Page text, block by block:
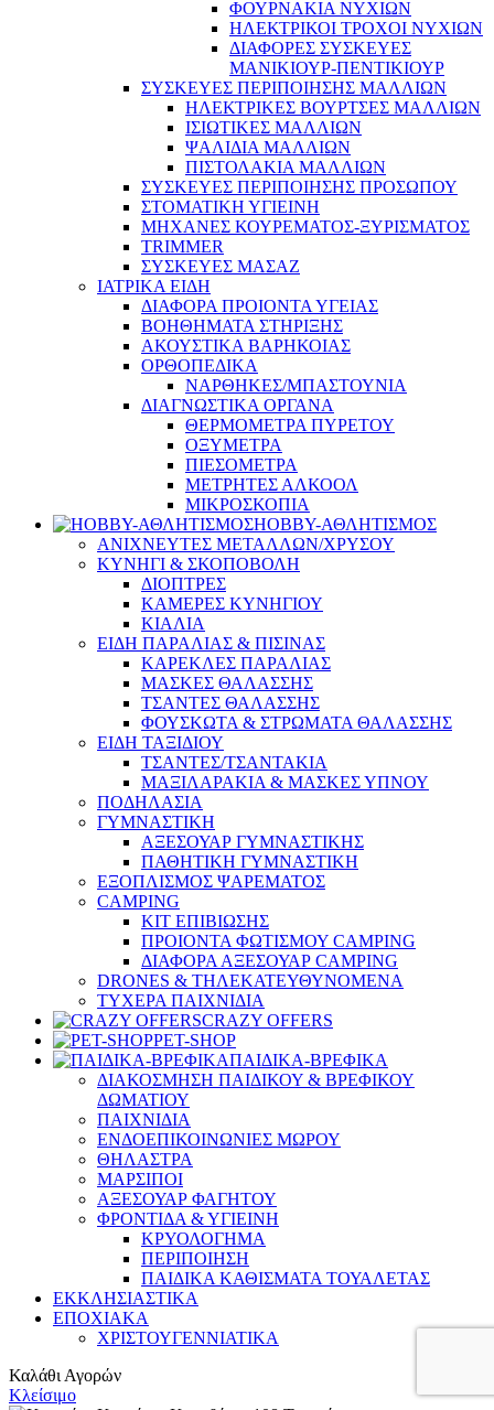
ΦΟΥΡΝΑΚΙΑ ΝΥΧΙΩΝ
ΗΛΕΚΤΡΙΚΟΙ ΤΡΟΧΟΙ ΝΥΧΙΩΝ
ΔΙΑΦΟΡΕΣ ΣΥΣΚΕΥΕΣ
ΜΑΝΙΚΙΟΥΡ-ΠΕΝΤΙΚΙΟΥΡ
ΣΥΣΚΕΥΕΣ ΠΕΡΙΠΟΙΗΣΗΣ ΜΑΛΛΙΩΝ
ΗΛΕΚΤΡΙΚΕΣ ΒΟΥΡΤΣΕΣ ΜΑΛΛΙΩΝ
ΙΣΙΩΤΙΚΕΣ ΜΑΛΛΙΩΝ
ΨΑΛΙΔΙΑ ΜΑΛΛΙΩΝ
ΠΙΣΤΟΛΑΚΙΑ ΜΑΛΛΙΩΝ
ΣΥΣΚΕΥΕΣ ΠΕΡΙΠΟΙΗΣΗΣ ΠΡΟΣΩΠΟΥ
ΣΤΟΜΑΤΙΚΗ ΥΓΙΕΙΝΗ
ΜΗΧΑΝΕΣ ΚΟΥΡΕΜΑΤΟΣ-ΞΥΡΙΣΜΑΤΟΣ
TRIMMER
ΣΥΣΚΕΥΕΣ ΜΑΣΑΖ
ΙΑΤΡΙΚΑ ΕΙΔΗ
ΔΙΑΦΟΡΑ ΠΡΟΙΟΝΤΑ ΥΓΕΙΑΣ
ΒΟΗΘΗΜΑΤΑ ΣΤΗΡΙΞΗΣ
ΑΚΟΥΣΤΙΚΑ ΒΑΡΗΚΟΙΑΣ
ΟΡΘΟΠΕΔΙΚΑ
ΝΑΡΘΗΚΕΣ/ΜΠΑΣΤΟΥΝΙΑ
ΔΙΑΓΝΩΣΤΙΚΑ ΟΡΓΑΝΑ
ΘΕΡΜΟΜΕΤΡΑ ΠΥΡΕΤΟΥ
ΟΞΥΜΕΤΡΑ
ΠΙΕΣΟΜΕΤΡΑ
ΜΕΤΡΗΤΕΣ ΑΛΚΟΟΛ
ΜΙΚΡΟΣΚΟΠΙΑ
HOBBY-ΑΘΛΗΤΙΣΜΟΣ
ΑΝΙΧΝΕΥΤΕΣ ΜΕΤΑΛΛΩΝ/ΧΡΥΣΟΥ
ΚΥΝΗΓΙ & ΣΚΟΠΟΒΟΛΗ
ΔΙΟΠΤΡΕΣ
ΚΑΜΕΡΕΣ ΚΥΝΗΓΙΟΥ
ΚΙΑΛΙΑ
ΕΙΔΗ ΠΑΡΑΛΙΑΣ & ΠΙΣΙΝΑΣ
ΚΑΡΕΚΛΕΣ ΠΑΡΑΛΙΑΣ
ΜΑΣΚΕΣ ΘΑΛΑΣΣΗΣ
ΤΣΑΝΤΕΣ ΘΑΛΑΣΣΗΣ
ΦΟΥΣΚΩΤΑ & ΣΤΡΩΜΑΤΑ ΘΑΛΑΣΣΗΣ
ΕΙΔΗ ΤΑΞΙΔΙΟΥ
ΤΣΑΝΤΕΣ/ΤΣΑΝΤΑΚΙΑ
ΜΑΞΙΛΑΡΑΚΙΑ & ΜΑΣΚΕΣ ΥΠΝΟΥ
ΠΟΔΗΛΑΣΙΑ
ΓΥΜΝΑΣΤΙΚΗ
ΑΞΕΣΟΥΑΡ ΓΥΜΝΑΣΤΙΚΗΣ
ΠΑΘΗΤΙΚΗ ΓΥΜΝΑΣΤΙΚΗ
ΕΞΟΠΛΙΣΜΟΣ ΨΑΡΕΜΑΤΟΣ
CAMPING
ΚΙΤ ΕΠΙΒΙΩΣΗΣ
ΠΡΟΙΟΝΤΑ ΦΩΤΙΣΜΟΥ CAMPING
ΔΙΑΦΟΡΑ ΑΞΕΣΟΥΑΡ CAMPING
DRONES & ΤΗΛΕΚΑΤΕΥΘΥΝΟΜΕΝΑ
ΤΥΧΕΡΑ ΠΑΙΧΝΙΔΙΑ
CRAZY OFFERS
PET-SHOP
ΠΑΙΔΙΚΑ-ΒΡΕΦΙΚΑ
ΔΙΑΚΟΣΜΗΣΗ ΠΑΙΔΙΚΟΥ & ΒΡΕΦΙΚΟΥ
ΔΩΜΑΤΙΟΥ
ΠΑΙΧΝΙΔΙΑ
ΕΝΔΟΕΠΙΚΟΙΝΩΝΙΕΣ ΜΩΡΟΥ
ΘΗΛΑΣΤΡΑ
ΜΑΡΣΙΠΟΙ
ΑΞΕΣΟΥΑΡ ΦΑΓΗΤΟΥ
ΦΡΟΝΤΙΔΑ & ΥΓΙΕΙΝΗ
ΚΡΥΟΛΟΓΗΜΑ
ΠΕΡΙΠΟΙΗΣΗ
ΠΑΙΔΙΚΑ ΚΑΘΙΣΜΑΤΑ ΤΟΥΑΛΕΤΑΣ
ΕΚΚΛΗΣΙΑΣΤΙΚΑ
ΕΠΟΧΙΑΚΑ
ΧΡΙΣΤΟΥΓΕΝΝΙΑΤΙΚΑ
Καλάθι Αγορών
Κλείσιμο